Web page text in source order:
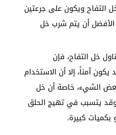
التفاح ويكون على جرعتين
الأفضل أن يتم شرب خل
خل التفاح، فإن
آمناً، إلا أن الاستخدام
الشيء، خاصة أن خل
يتسبب في تهيج الحلق
كبيرة.